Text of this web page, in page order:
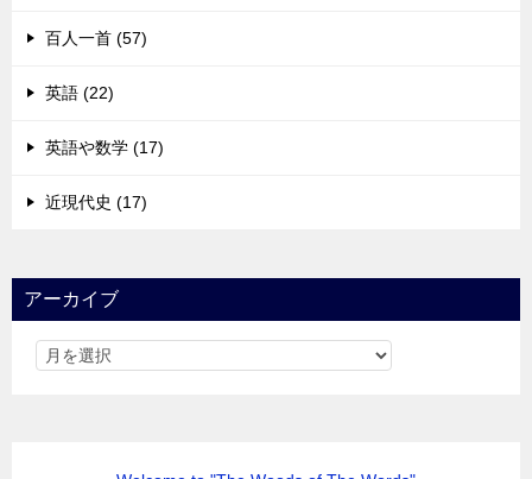
百人一首 (57)
英語 (22)
英語や数学 (17)
近現代史 (17)
アーカイブ